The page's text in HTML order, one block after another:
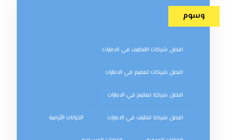
وسوم
افضل شركات التنظيف في الامارات
افضل شركات تعقيم في الامارات
افضل شركة تعقيم في الامارات
افضل شركة تنظيف في الامارات الخزانات الأرضية